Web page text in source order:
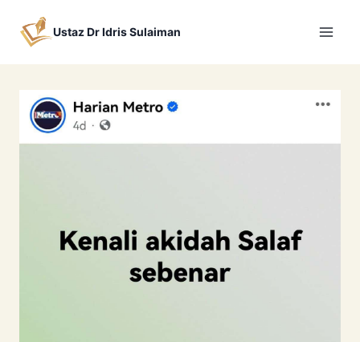
Ustaz Dr Idris Sulaiman